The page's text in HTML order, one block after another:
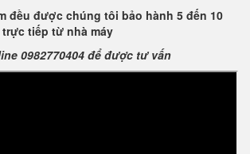
đều được chúng tôi bảo hành 5 đến 10
tiếp từ nhà máy
0982770404 để được tư vấn